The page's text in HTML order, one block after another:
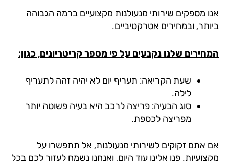
מספקים שירותי מנעולנות מקצועיים ברמה הגבוהה
ובמחירים אטרקטיביים.
שלנו נקבעים על פי מספר קריטריונים, כגון:
שעת הקריאה:תעריף יום לא יהיה זהה לתעריף
לילה.
סוג הבעיה:פריצה לרכב היא בעיה פשוטה יותר
מפריצה לכספת.
אתם זקוקים לשירותי מנעולנות, אל תתפשרו על
פנו אלינו עוד היום, ואנחנו נשמח לעזור לכם בכל